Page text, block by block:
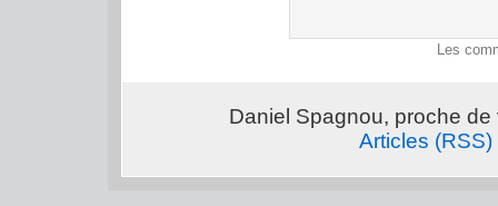
Les
Daniel Spagnou, proche
Articles (RSS)